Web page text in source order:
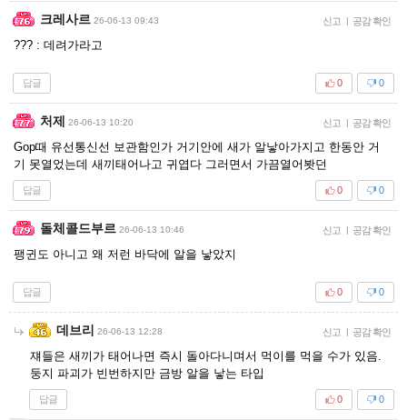
크레사르 26-06-13 09:43 신고 | 공감 확인
??? : 데려가라고
답글 0
0
처제 26-06-13 10:20 신고 | 공감 확인
Gop때 유선통신선 보관함인가 거기안에 새가 알낳아가지고 한동안 거
기 못열었는데 새끼태어나고 귀엽다 그러면서 가끔열어봣던
답글 0
0
돌체콜드부르 26-06-13 10:46 신고 | 공감 확인
팽귄도 아니고 왜 저런 바닥에 알을 낳았지
답글 0
0
데브리 26-06-13 12:28 신고 | 공감 확인
쟤들은 새끼가 태어나면 즉시 돌아다니며서 먹이를 먹을 수가 있음.
둥지 파괴가 빈번하지만 금방 알을 낳는 타입
답글 0
0